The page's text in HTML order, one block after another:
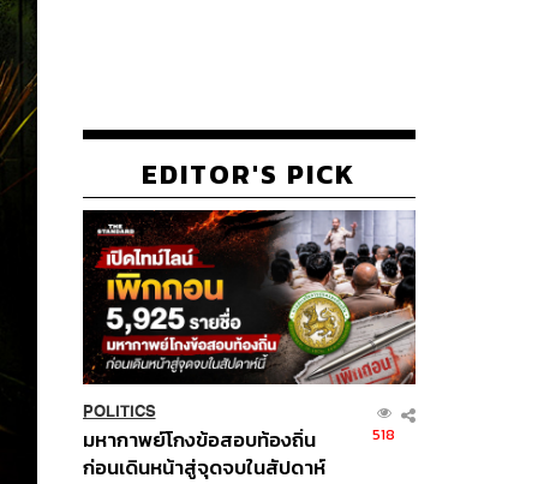
EDITOR'S PICK
POLITICS
มหากาพย์โกงข้อสอบท้องถิ่น
ก่อนเดินหน้าสู่จุดจบในสัปดาห์
518